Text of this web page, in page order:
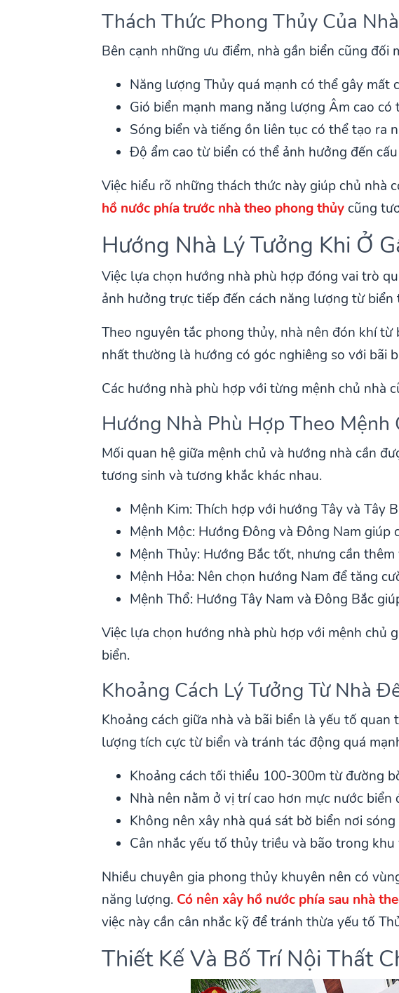
Thách Thức Phong Thủy Của
Bên cạnh những ưu điểm, nhà gần biển cũng
Năng lượng Thủy quá mạnh có thể gây mất
Gió biển mạnh mang năng lượng Âm cao
Sóng biển và tiếng ồn liên tục có thể tạo ra
Độ ẩm cao từ biển có thể ảnh hưởng đến
Việc hiểu rõ những thách thức này giúp chủ nhà
hồ nước phía trước nhà theo phong thủy cũng
Hướng Nhà Lý Tưởng Khi Ở
Việc lựa chọn hướng nhà phù hợp đóng vai trò
ảnh hưởng trực tiếp đến cách năng lượng từ
Theo nguyên tắc phong thủy, nhà nên đón khí
nhất thường là hướng có góc nghiêng so với bãi
Các hướng nhà phù hợp với từng mệnh chủ nhà
Hướng Nhà Phù Hợp Theo Mệnh
Mối quan hệ giữa mệnh chủ và hướng nhà cần
tương sinh và tương khắc khác nhau.
Mệnh Kim: Thích hợp với hướng Tây và Tây
Mệnh Mộc: Hướng Đông và Đông Nam giúp
Mệnh Thủy: Hướng Bắc tốt, nhưng cần
Mệnh Hỏa: Nên chọn hướng Nam để tăng
Mệnh Thổ: Hướng Tây Nam và Đông Bắc
Việc lựa chọn hướng nhà phù hợp với mệnh
biển.
Khoảng Cách Lý Tưởng Từ Nhà
Khoảng cách giữa nhà và bãi biển là yếu tố
lượng tích cực từ biển và tránh tác động quá
Khoảng cách tối thiểu 100-300m từ đường
Nhà nên nằm ở vị trí cao hơn mực nước
Không nên xây nhà quá sát bờ biển nơi
Cân nhắc yếu tố thủy triều và bão trong
Nhiều chuyên gia phong thủy khuyên nên có
năng lượng. Có nên xây hồ nước phía sau nhà
việc này cần cân nhắc kỹ để tránh thừa yếu tố
Thiết Kế Và Bố Trí Nội Thất